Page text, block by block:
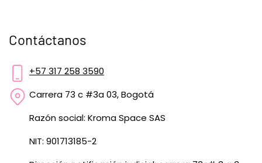
Contáctanos
+57 317 258 3590
Carrera 73 c #3a 03, Bogotá
Razón social: Kroma Space SAS
NIT: 901713185-2